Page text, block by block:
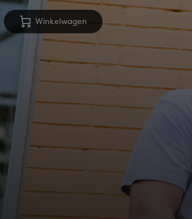
Winkelwagen